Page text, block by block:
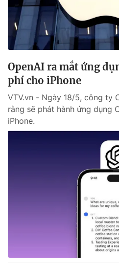
® Cấm sao chép dưới mọi hình
thuận bằng văn bản. Ghi rõ
thông tin từ website này.
OpenAI ra mắt ứng
phí cho iPhone
VTV.vn - Ngày 18/5, công ty
rằng sẽ phát hành ứng dụng
iPhone.